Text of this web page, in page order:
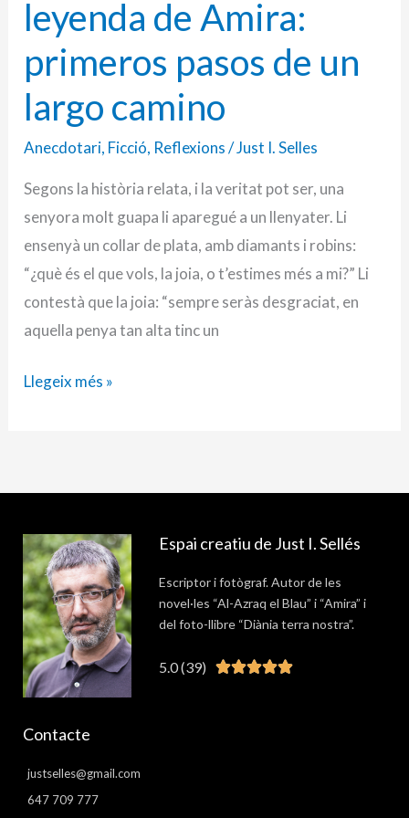
leyenda de Amira:
primeros pasos de un
largo camino
Anecdotari, Ficció, Reflexions/Just I. Selles
Segons la història relata, i la veritat pot ser, una
senyora molt guapa li aparegué a un llenyater. Li
ensenyà un collar de plata, amb diamants i robins:
“¿què és el que vols, la joia, o t’estimes més a mi?” Li
contestà que la joia: “sempre seràs desgraciat, en
aquella penya tan alta tinc un
Llegeix més »
Espai creatiu de Just I. Sellés
Escriptor i fotògraf. Autor de les
novel·les “Al-Azraq el Blau” i “Amira” i
del foto-llibre “Diània terra nostra”.
5.0 (39) Valorat
Contacte
justselles@gmail.com
647 709 777